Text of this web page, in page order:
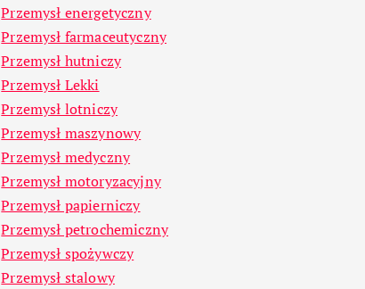
Przemysł energetyczny
Przemysł farmaceutyczny
Przemysł hutniczy
Przemysł Lekki
Przemysł lotniczy
Przemysł maszynowy
Przemysł medyczny
Przemysł motoryzacyjny
Przemysł papierniczy
Przemysł petrochemiczny
Przemysł spożywczy
Przemysł stalowy